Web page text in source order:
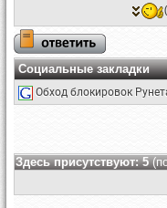
Социальные закладки
Обход блокировок
Здесь присутствуют: 5